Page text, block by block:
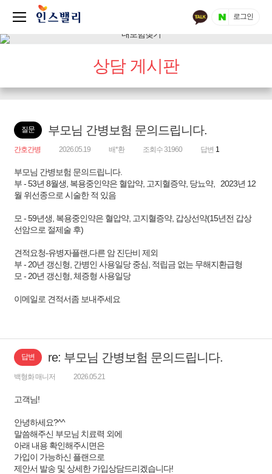
로그인
상담 게시판
질문 부모님 간병보험 문의드립니다.
간호간병 2026.05.19 배*환 조회수 31960 답변 1
부모님 간병보험 문의드립니다.
부 - 53년 8월생, 복용중인약은 혈압약, 고지혈증약, 당뇨약, 2023년 12
월 위선종으로 시술한 적 있음
모 - 59년생, 복용중인약은 혈압약, 고지혈증약, 갑상선약(15년전 갑상
선암으로 절제술 후)
견적요청-유병자플랜,다른 암 진단비 제외
부 - 20년 갱신형, 간병인 사용일당 중심, 적립금 없는 무해지환급형
모 - 20년 갱신형, 체증형 사용일당
이메일로 견적서좀 보내주세요
답변 re: 부모님 간병보험 문의드립니다.
백형화 매니저 2026.05.21
고객님!
안녕하세요?^^
말씀해주신 부모님 치료력 외에
아래 내용 확인해주시면은
가입이 가능하신 플랜으로
제안서 발송 및 상세한 가입상담드리겠습니다!